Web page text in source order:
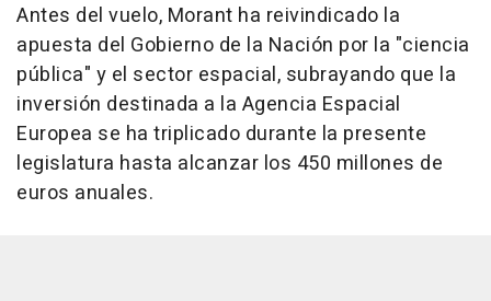
Antes del vuelo, Morant ha reivindicado la
apuesta del Gobierno de la Nación por la "ciencia
pública" y el sector espacial, subrayando que la
inversión destinada a la Agencia Espacial
Europea se ha triplicado durante la presente
legislatura hasta alcanzar los 450 millones de
euros anuales.